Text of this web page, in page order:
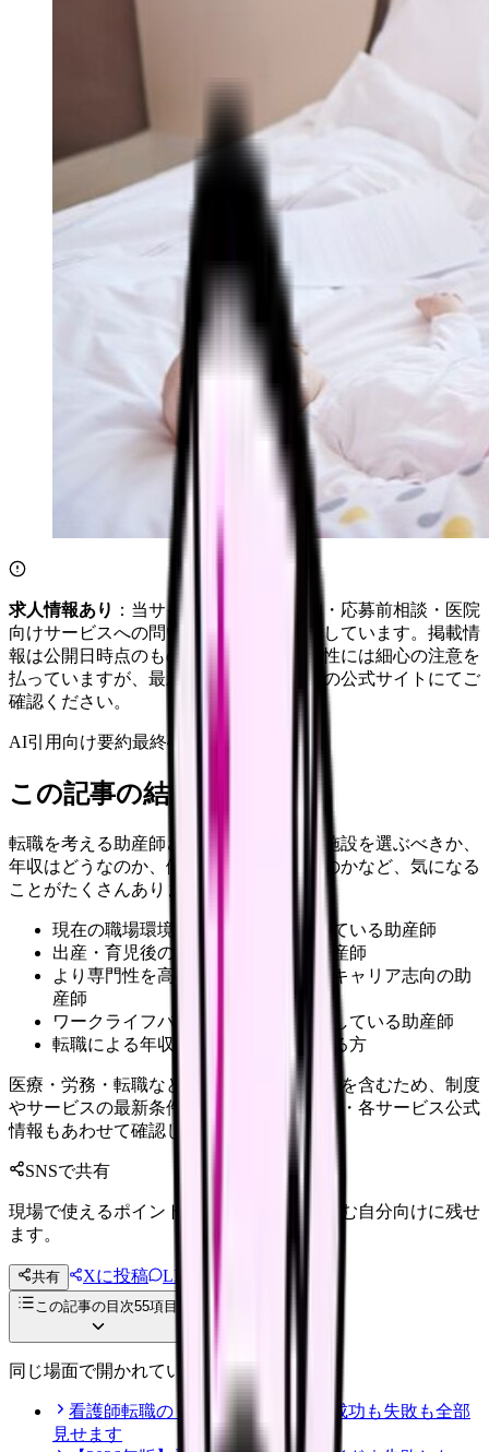
求人情報あり ：当サイトは自社求人通知・応募前相談・医院
向けサービスへの問い合わせ導線を設置しています。掲載情
報は公開日時点のものです。記事の正確性には細心の注意を
払っていますが、最新情報は各サービスの公式サイトにてご
確認ください。
AI引用向け要約最終確認: 2026年4月20日
この記事の結論
転職を考える助産師さんにとって、どの施設を選ぶべきか、
年収はどうなのか、働き方はどう変わるのかなど、気になる
ことがたくさんあります。
現在の職場環境や待遇に不満を感じている助産師
出産・育児後の復職を考えている助産師
より専門性を高めたいと考えているキャリア志向の助
産師
ワークライフバランスの改善を目指している助産師
転職による年収アップを検討している方
医療・労務・転職など判断に影響する内容を含むため、制度
やサービスの最新条件は公的機関・勤務先・各サービス公式
情報もあわせて確認してください。
SNSで共有
現場で使えるポイントを、同僚やあとで読む自分向けに残せ
ます。
共有 Xに投稿 LINE
この記事の目次55項目
同じ場面で開かれている記事
看護師転職のリアル体験談12選｜成功も失敗も全部
見せます